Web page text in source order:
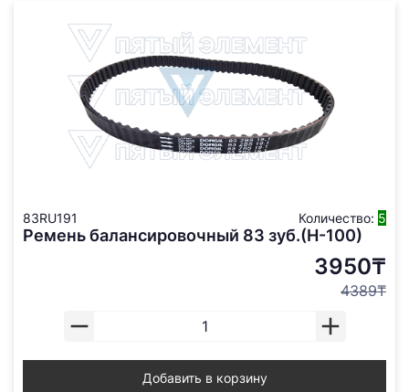
83RU191 Количество: 5
Ремень балансировочный 83 зуб.(Н-100)
3950₸
4389₸
Добавить в корзину